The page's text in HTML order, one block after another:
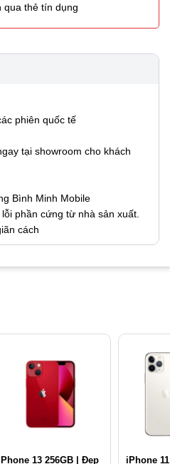
qua thẻ tín dụng
phiên quốc tế
tại showroom cho khách
Bình Minh Mobile
phần cứng từ nhà sản xuất.
cách
13 256GB | Đẹp iPhone